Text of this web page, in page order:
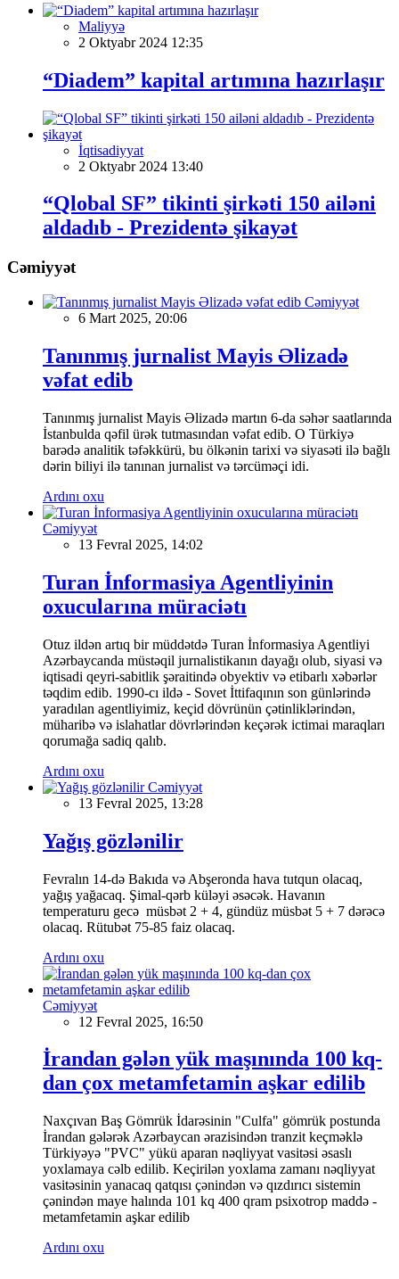
Maliyyə
2 Oktyabr 2024 12:35
“Diadem” kapital artımına hazırlaşır
İqtisadiyyat
2 Oktyabr 2024 13:40
“Qlobal SF” tikinti şirkəti 150 ailəni
aldadıb - Prezidentə şikayət
Cəmiyyət
Cəmiyyət
6 Mart 2025, 20:06
Tanınmış jurnalist Mayis Əlizadə
vəfat edib
Tanınmış jurnalist Mayis Əlizadə martın 6-da səhər saatlarında
İstanbulda qəfil ürək tutmasından vəfat edib. O Türkiyə
barədə analitik təfəkkürü, bu ölkənin tarixi və siyasəti ilə bağlı
dərin biliyi ilə tanınan jurnalist və tərcüməçi idi.
Ardını oxu
Cəmiyyət
13 Fevral 2025, 14:02
Turan İnformasiya Agentliyinin
oxucularına müraciətı
Otuz ildən artıq bir müddətdə Turan İnformasiya Agentliyi
Azərbaycanda müstəqil jurnalistikanın dayağı olub, siyasi və
iqtisadi qeyri-sabitlik şəraitində obyektiv və etibarlı xəbərlər
təqdim edib. 1990-cı ildə - Sovet İttifaqının son günlərində
yaradılan agentliyimiz, keçid dövrünün çətinliklərindən,
müharibə və islahatlar dövrlərindən keçərək ictimai maraqları
qorumağa sadiq qalıb.
Ardını oxu
Cəmiyyət
13 Fevral 2025, 13:28
Yağış gözlənilir
Fevralın 14-də Bakıda və Abşeronda hava tutqun olacaq,
yağış yağacaq. Şimal-qərb küləyi əsəcək. Havanın
temperaturu gecə müsbət 2 + 4, gündüz müsbət 5 + 7 dərəcə
olacaq. Rütubət 75-85 faiz olacaq.
Ardını oxu
Cəmiyyət
12 Fevral 2025, 16:50
İrandan gələn yük maşınında 100 kq-
dan çox metamfetamin aşkar edilib
Naxçıvan Baş Gömrük İdarəsinin "Culfa" gömrük postunda
İrandan gələrək Azərbaycan ərazisindən tranzit keçməklə
Türkiyəyə "PVC" yükü aparan nəqliyyat vasitəsi əsaslı
yoxlamaya cəlb edilib. Keçirilən yoxlama zamanı nəqliyyat
vasitəsinin yanacaq qatqısı çənindən və qızdırıcı sistemin
çənindən maye halında 101 kq 400 qram psixotrop maddə -
metamfetamin aşkar edilib
Ardını oxu